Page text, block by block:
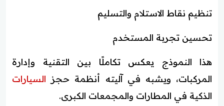
تنظيم نقاط الاستلام والتسليم
تحسين تجربة المستخدم
هذا النموذج يعكس تكاملًا بين التقنية وإدارة
المركبات، ويشبه في آليته أنظمة حجز السيارات
الذكية في المطارات والمجمعات الكبرى.